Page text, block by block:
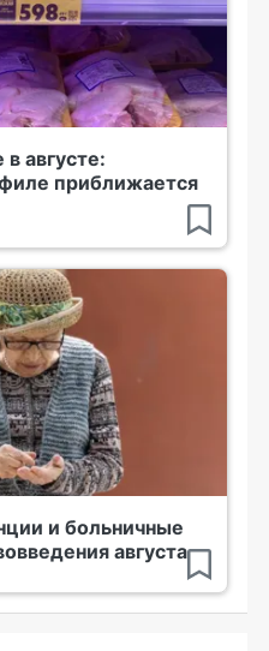
августе:
приближается
и больничные
августа